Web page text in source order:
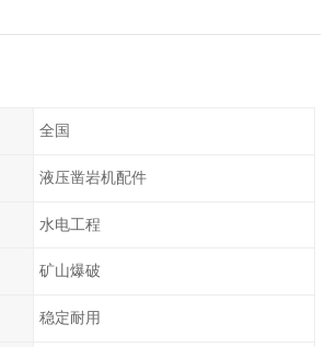
全国
液压凿岩机配件
水电工程
矿山爆破
稳定耐用